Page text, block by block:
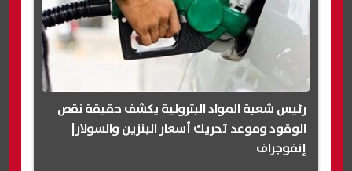
رئيس شعبة المواد البترولية يكشف حقيقة نقص
الوقود وموعد تحريك أسعار البنزين والسولار|
إنفوجراف